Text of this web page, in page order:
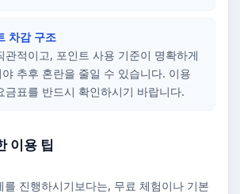
차감 구조
관적이고, 포인트 사용 기준이 명확하게
추후 혼란을 줄일 수 있습니다. 이용
금표를 반드시 확인하시기 바랍니다.
이용 팁
를 진행하시기보다는, 무료 체험이나 기본